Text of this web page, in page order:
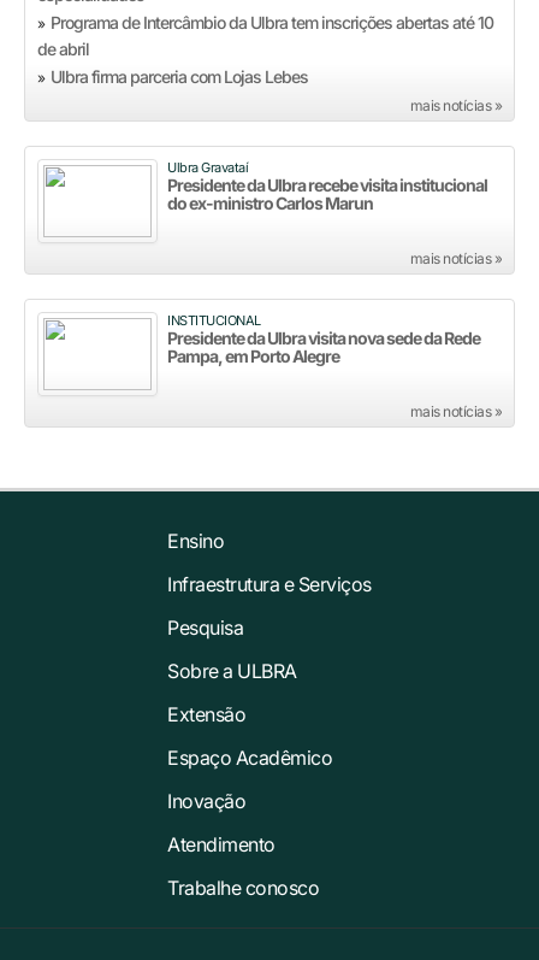
» Programa de Intercâmbio da Ulbra tem inscrições abertas até 10
de abril
» Ulbra firma parceria com Lojas Lebes
mais notícias »
Ulbra Gravataí
Presidente da Ulbra recebe visita institucional
do ex-ministro Carlos Marun
mais notícias »
INSTITUCIONAL
Presidente da Ulbra visita nova sede da Rede
Pampa, em Porto Alegre
mais notícias »
Ensino
Infraestrutura e Serviços
Pesquisa
Sobre a ULBRA
Extensão
Espaço Acadêmico
Inovação
Atendimento
Trabalhe conosco